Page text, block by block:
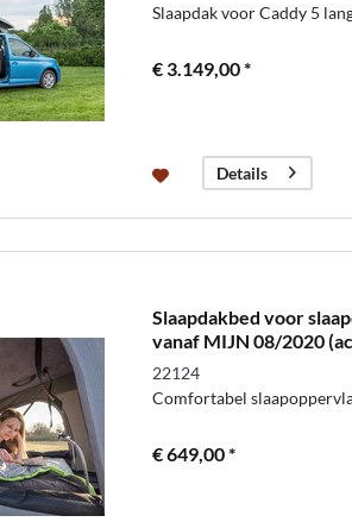
Slaapdak voor Caddy 5
€ 3.149,00 *
Details
Slaapdakbed voor
vanaf MIJN 08/2020
22124
Comfortabel
€ 649,00 *